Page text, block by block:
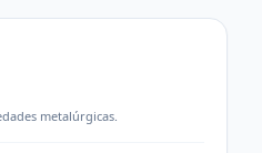
metalúrgicas.